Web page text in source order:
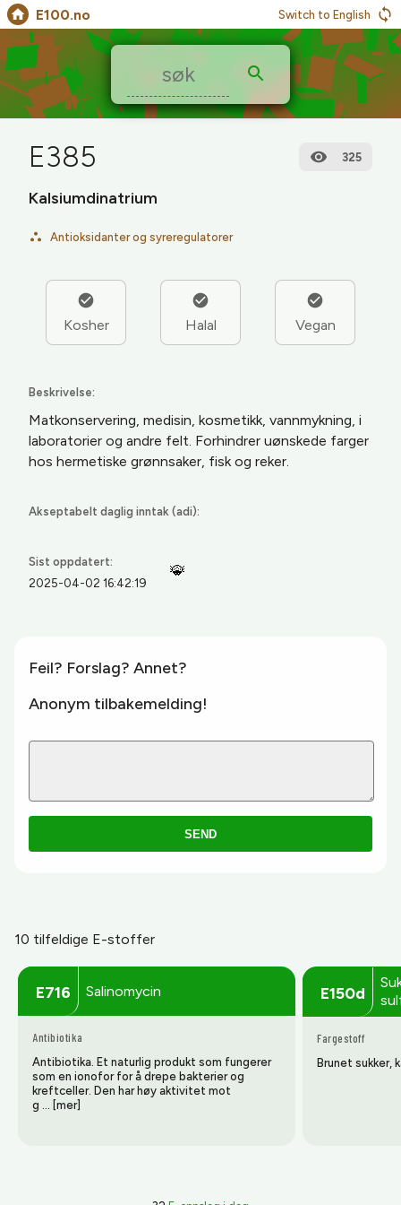
E100.no Switch to English
E385 325
Kalsiumdinatrium
Antioksidanter og syreregulatorer
Kosher Halal Vegan
Beskrivelse:
Matkonservering, medisin, kosmetikk, vannmykning, i
laboratorier og andre felt. Forhindrer uønskede farger
hos hermetiske grønnsaker, fiskog reker.
Akseptabelt daglig inntak (adi):
Sist oppdatert:
2025-04-02 16:42:19
Feil? Forslag? Annet?
Anonym tilbakemelding!
SEND
10 tilfeldige E-stoffer
E716 Salinomycin
Antibiotika
Antibiotika. Et naturlig produkt som fungerer
som en ionofor for å drepe bakterier og
kreftceller. Den har høy aktivitet mot
g … [mer]
E150d
Fargestoff
Brunet sukker,
🐞